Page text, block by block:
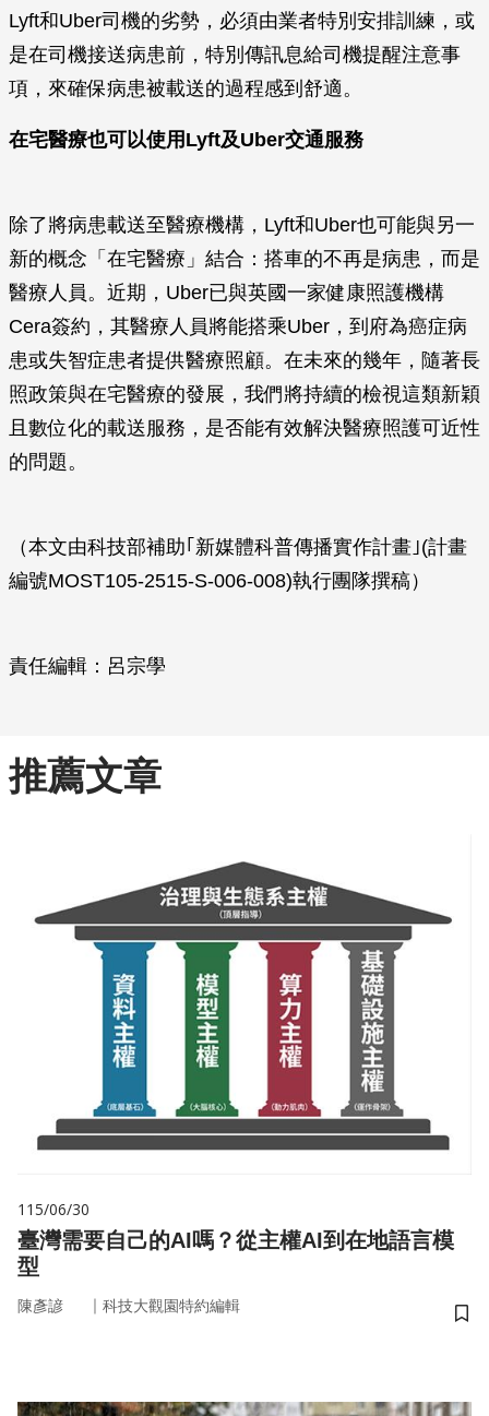
Lyft和Uber司機的劣勢，必須由業者特別安排訓練，或
是在司機接送病患前，特別傳訊息給司機提醒注意事
項，來確保病患被載送的過程感到舒適。
在宅醫療也可以使用 Lyft及Uber交通服務
除了將病患載送至醫療機構，Lyft和Uber也可能與另一
新的概念「在宅醫療」結合：搭車的不再是病患，而是
醫療人員。近期，Uber已與英國一家健康照護機構
Cera簽約，其醫療人員將能搭乘Uber，到府為癌症病
患或失智症患者提供醫療照顧。在未來的幾年，隨著長
照政策與在宅醫療的發展，我們將持續的檢視這類新穎
且數位化的載送服務，是否能有效解決醫療照護可近性
的問題。
（本文由科技部補助｢新媒體科普傳播實作計畫｣(計畫
編號MOST105-2515-S-006-008)執行團隊撰稿）
責任編輯：呂宗學
推薦文章
115/06/30
臺灣需要自己的AI嗎？從主權AI到在地語言模
型
陳彥諺 ｜ 科技大觀園特約編輯
儲